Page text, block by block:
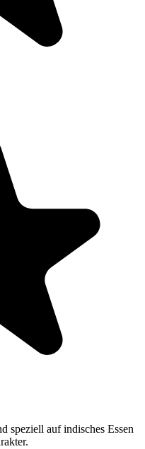
speziell auf indisches Essen